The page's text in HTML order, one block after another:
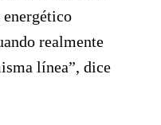
realmente
línea”, dice